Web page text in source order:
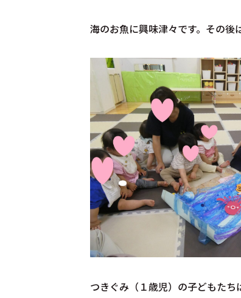
海のお魚に興味津々です。その後
つきぐみ（１歳児）の子どもた